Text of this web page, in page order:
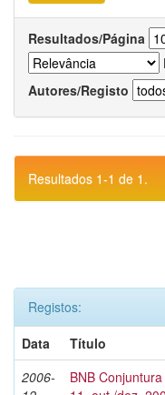
Resultados/Página
Autores/Registo
Resultados 1-1 de 1.
Registos:
Data
Título
2006-
BNB